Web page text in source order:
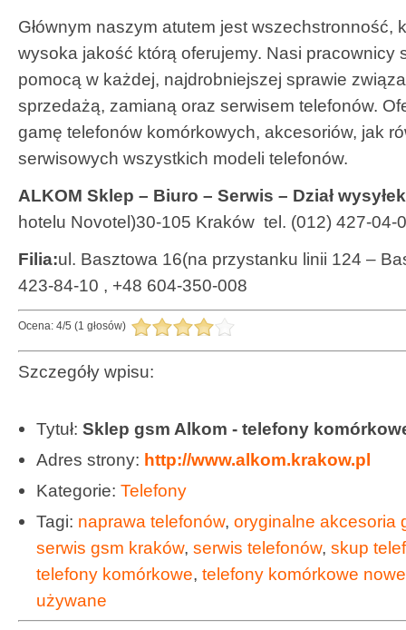
Głównym naszym atutem jest wszechstronność,
wysoka jakość którą oferujemy. Nasi pracownicy
pomocą w każdej, najdrobniejszej sprawie
sprzedażą, zamianą oraz serwisem telefonów.
gamę telefonów komórkowych, akcesoriów, jak
serwisowych wszystkich modeli telefonów.
ALKOM Sklep – Biuro – Serwis – Dział wysyłek
hotelu Novotel)30-105 Kraków tel. (012) 427-04-
Filia:ul. Basztowa 16(na przystanku linii 124 –
423-84-10 , +48 604-350-008
Ocena: 4/5 (1 głosów)
Szczegóły wpisu:
Tytuł: Sklep gsm Alkom - telefony
Adres strony: http://www.alkom.krakow.pl
Kategorie: Telefony
Tagi: naprawa telefonów, oryginalne akcesoria
serwis gsm kraków, serwis telefonów, skup
telefony komórkowe, telefony komórkowe nowe
używane